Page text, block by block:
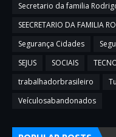
Secretario da familia
SEECRETARIO DA FAMILIA
Segurança Cidades
SEJUS
SOCIAIS
trabalhadorbrasileiro
Veículosabandonados